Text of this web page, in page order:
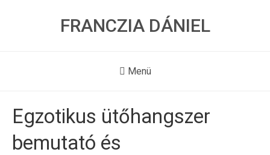
FRANCZIA DÁNIEL
Menü
Egzotikus ütőhangszer
bemutató és